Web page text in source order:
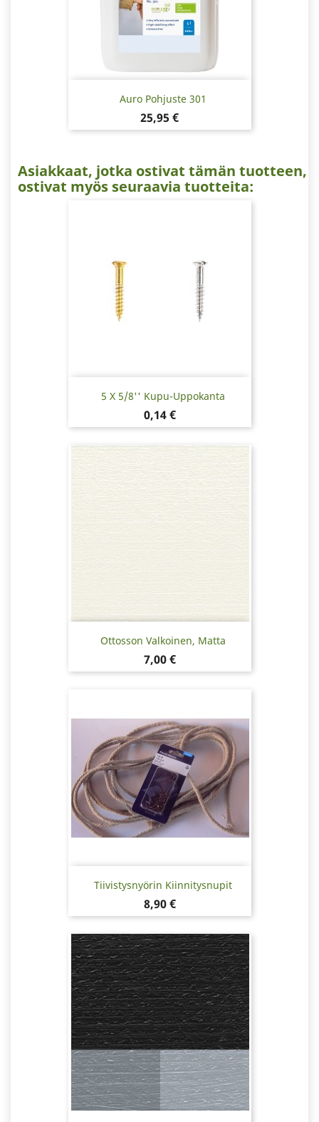
Auro Pohjuste 301
Hinta
25,95 €
Asiakkaat, jotka ostivat tämän tuotteen,
ostivat myös seuraavia tuotteita:
5 X 5/8'' Kupu-Uppokanta
Hinta
0,14 €
Ottosson Valkoinen, Matta
Hinta
7,00 €
Tiivistysnyörin Kiinnitysnupit
Hinta
8,90 €